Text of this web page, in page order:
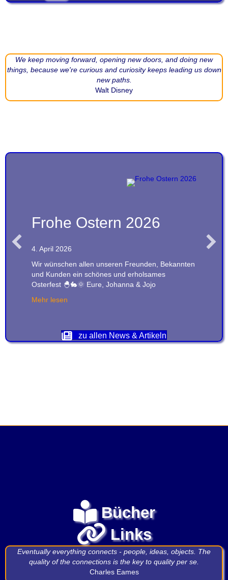
We keep moving forward, opening new doors, and doing new
things, because we're curious and curiosity keeps leading us down
new paths.
Walt Disney
Frohe Ostern 2026
4. April 2026
Wir wünschen allen unseren Freunden, Bekannten
und Kunden ein schönes und erholsames
Osterfest 🐣🐇🌞 Eure, Johanna & Jojo
Mehr lesen
zu allen News & Artikeln
Bücher
Links
Eventually everything connects - people, ideas, objects. The
quality of the connections is the key to quality per se.
Charles Eames